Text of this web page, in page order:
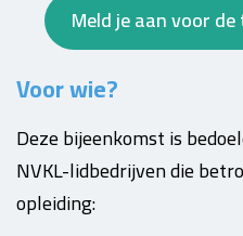
Meld je aan voor
Voor wie?
Deze bijeenkomst is
NVKL-lidbedrijven die
opleiding: